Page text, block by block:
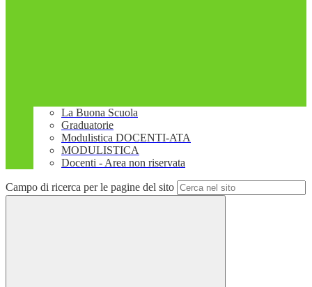
La Buona Scuola
Graduatorie
Modulistica DOCENTI-ATA
MODULISTICA
Docenti - Area non riservata
Campo di ricerca per le pagine del sito